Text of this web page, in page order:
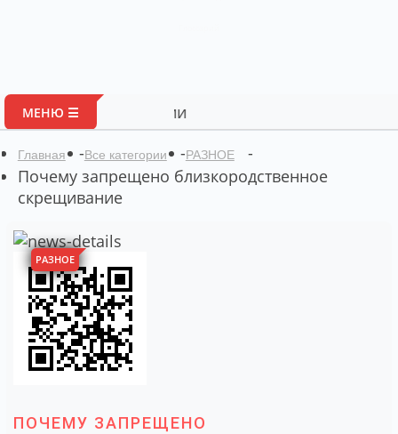
МЕНЮ ☰
Главная -Все категории -РАЗНОЕ
-
Почему запрещено близкородственное
скрещивание
РАЗНОЕ
ПОЧЕМУ ЗАПРЕЩЕНО